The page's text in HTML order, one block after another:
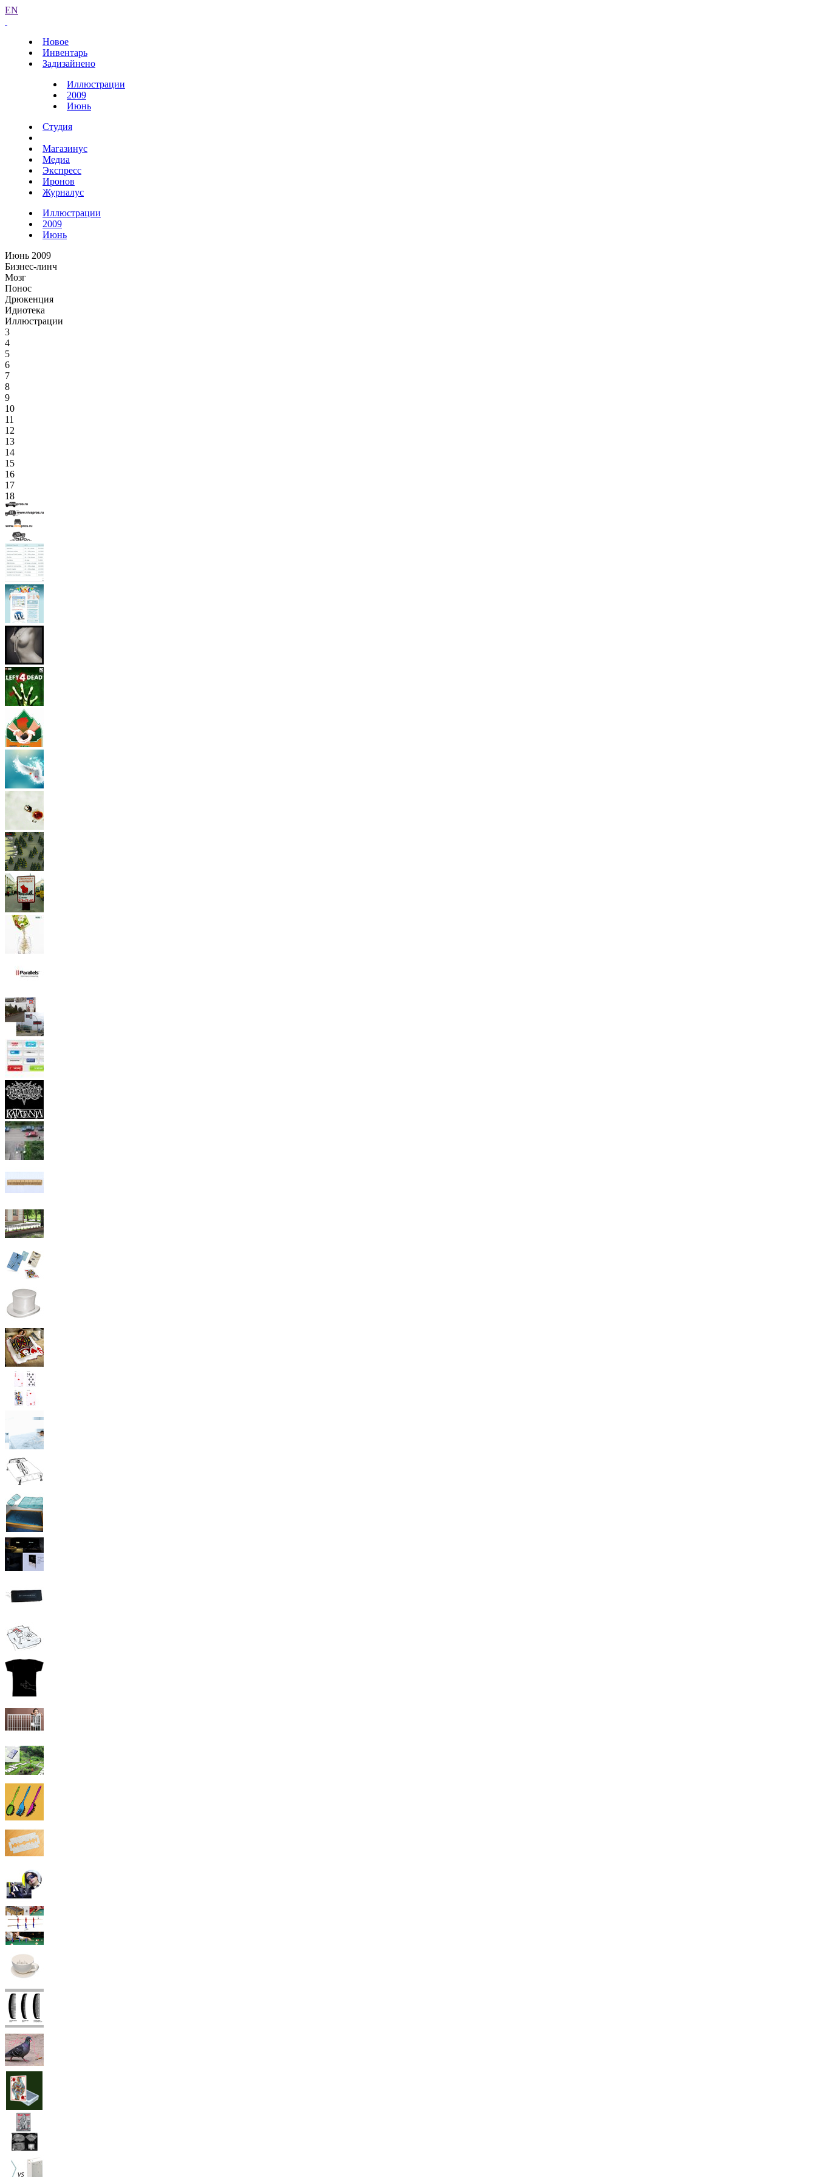
EN
Новое
Инвентарь
Задизайнено
Иллюстрации
2009
Июнь
Студия
Магазинус
Медиа
Экспресс
Иронов
Журналус
Иллюстрации
2009
Июнь
Июнь 2009
Бизнес-линч
Мозг
Понос
Дрюкенция
Идиотека
Иллюстрации
3
4
5
6
7
8
9
10
11
12
13
14
15
16
17
18